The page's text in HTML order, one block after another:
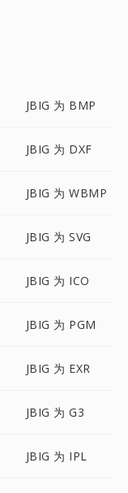
JBIG 为 BMP
JBIG 为 DXF
JBIG 为 WBMP
JBIG 为 SVG
JBIG 为 ICO
JBIG 为 PGM
JBIG 为 EXR
JBIG 为 G3
JBIG 为 IPL